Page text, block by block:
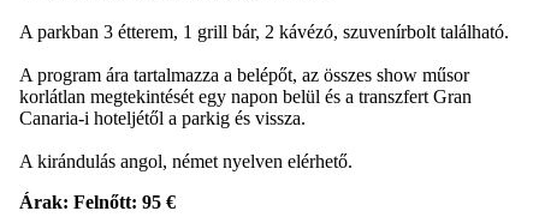
A parkban 3 étterem, 1 grill bár, 2 kávézó, szuvenírbolt található.
A program ára tartalmazza a belépőt, az összes show műsor
korlátlan megtekintését egy napon belül és a transzfert Gran
Canaria-i hoteljétől a parkig és vissza.
A kirándulás angol, német nyelven elérhető.
Árak: Felnőtt: 95 €